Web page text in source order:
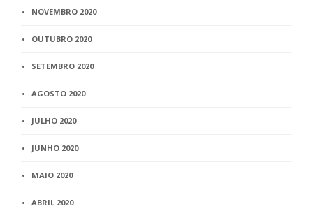
NOVEMBRO 2020
OUTUBRO 2020
SETEMBRO 2020
AGOSTO 2020
JULHO 2020
JUNHO 2020
MAIO 2020
ABRIL 2020